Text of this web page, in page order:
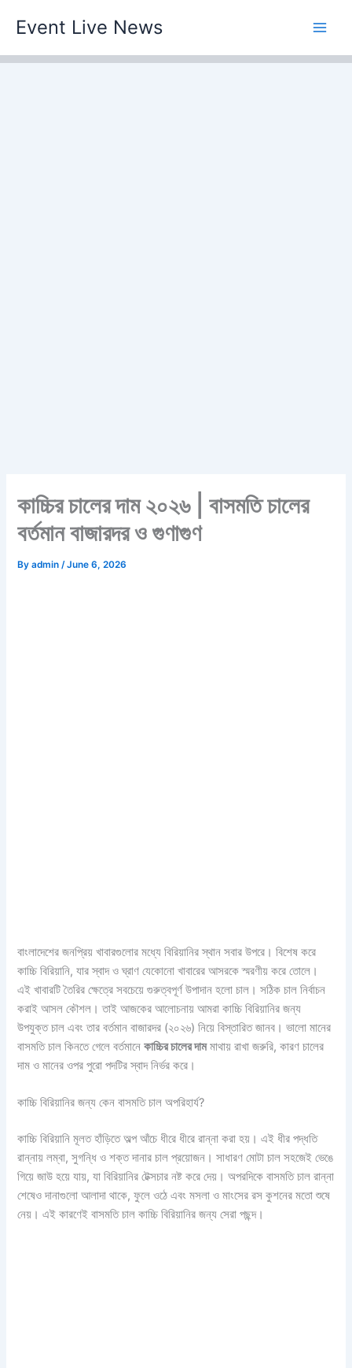
Event Live News
কাচ্চির চালের দাম ২০২৬ | বাসমতি চালের
বর্তমান বাজারদর ও গুণাগুণ
Byadmin/June 6, 2026
বাংলাদেশের জনপ্রিয় খাবারগুলোর মধ্যে বিরিয়ানির স্থান সবার উপরে। বিশেষ করে
কাচ্চি বিরিয়ানি, যার স্বাদ ও ঘ্রাণ যেকোনো খাবারের আসরকে স্মরণীয় করে তোলে।
এই খাবারটি তৈরির ক্ষেত্রে সবচেয়ে গুরুত্বপূর্ণ উপাদান হলো চাল। সঠিক চাল নির্বাচন
করাই আসল কৌশল। তাই আজকের আলোচনায় আমরা কাচ্চি বিরিয়ানির জন্য
উপযুক্ত চাল এবং তার বর্তমান বাজারদর (২০২৬) নিয়ে বিস্তারিত জানব। ভালো মানের
বাসমতি চাল কিনতে গেলে বর্তমানেকাচ্চির চালের দামমাথায় রাখা জরুরি, কারণ চালের
দাম ও মানের ওপর পুরো পদটির স্বাদ নির্ভর করে।
কাচ্চি বিরিয়ানির জন্য কেন বাসমতি চাল অপরিহার্য?
কাচ্চি বিরিয়ানি মূলত হাঁড়িতে অল্প আঁচে ধীরে ধীরে রান্না করা হয়। এই ধীর পদ্ধতি
রান্নায় লম্বা, সুগন্ধি ও শক্ত দানার চাল প্রয়োজন। সাধারণ মোটা চাল সহজেই ভেঙে
গিয়ে জাউ হয়ে যায়, যা বিরিয়ানির টেক্সচার নষ্ট করে দেয়। অপরদিকে বাসমতি চাল রান্না
শেষেও দানাগুলো আলাদা থাকে, ফুলে ওঠে এবং মসলা ও মাংসের রস কুশনের মতো শুষে
নেয়। এই কারণেই বাসমতি চাল কাচ্চি বিরিয়ানির জন্য সেরা পছন্দ।